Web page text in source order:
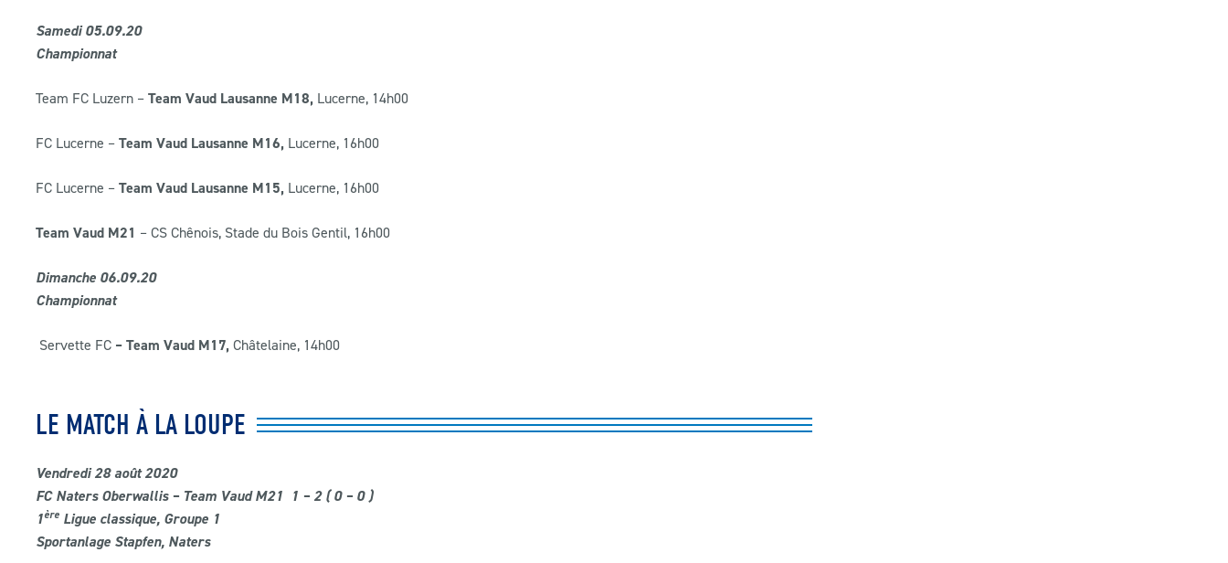
Samedi 05.09.20
Championnat
Team FC Luzern – Team Vaud Lausanne M18, Lucerne, 14h00
FC Lucerne – Team Vaud Lausanne M16, Lucerne, 16h00
FC Lucerne – Team Vaud Lausanne M15, Lucerne, 16h00
Team Vaud M21 – CS Chênois, Stade du Bois Gentil, 16h00
Dimanche 06.09.20
Championnat
Servette FC – Team Vaud M17, Châtelaine, 14h00
LE MATCH À LA LOUPE
Vendredi 28 août 2020
FC Naters Oberwallis – Team Vaud M21 1 – 2 ( 0 – 0 )
1ère Ligue classique, Groupe 1
Sportanlage Stapfen, Naters